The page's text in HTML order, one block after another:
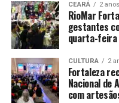
CEARÁ 2
RioMar
gestantes
quarta-
CULTURA 2
Fortaleza
Nacional de
com